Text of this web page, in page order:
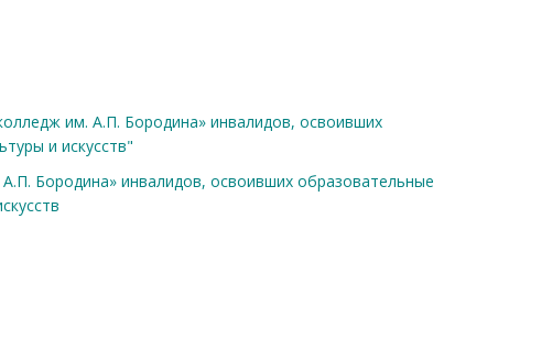
им. А.П. Бородина» инвалидов, освоивших
и искусств"
Бородина» инвалидов, освоивших образовательные